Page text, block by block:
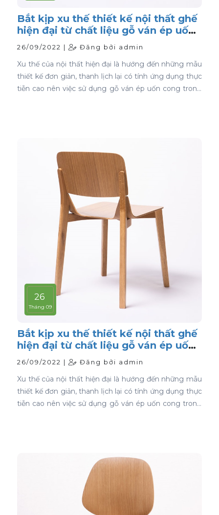
Bắt kịp xu thế thiết kế nội thất ghế
hiện đại từ chất liệu gỗ ván ép uốn
cong
26/09/2022 | Đăng bởi admin
Xu thế của nội thất hiện đại là hướng đến những mẫu
thiết kế đơn giản, thanh lịch lại có tính ứng dụng thực
tiễn cao nên việc sử dụng gỗ ván ép uốn cong trong
26
Tháng 09
Bắt kịp xu thế thiết kế nội thất ghế
hiện đại từ chất liệu gỗ ván ép uốn
cong
26/09/2022 | Đăng bởi admin
Xu thế của nội thất hiện đại là hướng đến những mẫu
thiết kế đơn giản, thanh lịch lại có tính ứng dụng thực
tiễn cao nên việc sử dụng gỗ ván ép uốn cong trong